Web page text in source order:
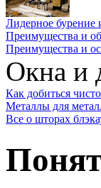
Лидерное бурение
Преимущества и
Преимущества и
Окна и
Как добиться
Металлы для
Все о шторах